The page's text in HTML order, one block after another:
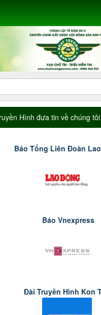
Hình đưa tin về chúng tôi
Báo Tổng Liên Đoàn
Báo Vnexpress
Đài Truyền Hình Kon